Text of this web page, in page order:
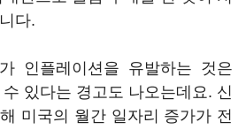
다.
인플레이션을 유발하는 것은
있다는 경고도 나오는데요. 신
미국의 월간 일자리 증가가 전